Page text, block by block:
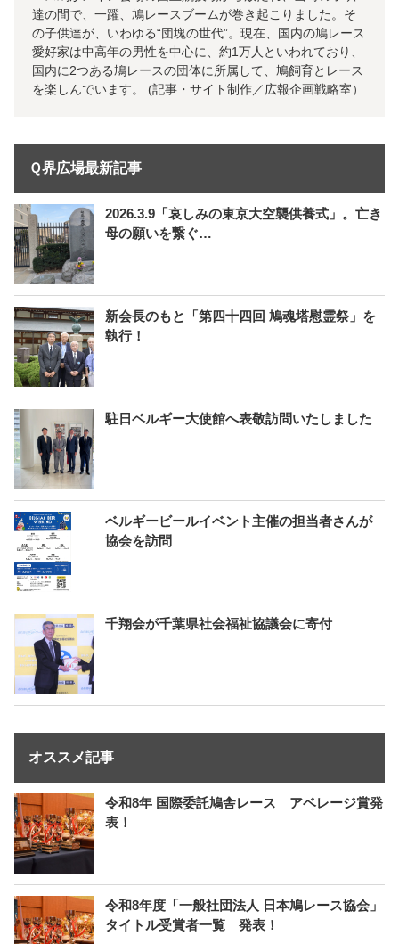
達の間で、一躍、鳩レースブームが巻き起こりました。そ
の子供達が、いわゆる“団塊の世代”。現在、国内の鳩レース
愛好家は中高年の男性を中心に、約1万人といわれており、
国内に2つある鳩レースの団体に所属して、鳩飼育とレース
を楽しんでいます。 (記事・サイト制作／広報企画戦略室）
Ｑ界広場最新記事
2026.3.9「哀しみの東京大空襲供養式」。亡き
母の願いを繋ぐ…
新会長のもと「第四十四回 鳩魂塔慰霊祭」を
執行！
駐日ベルギー大使館へ表敬訪問いたしました
ベルギービールイベント主催の担当者さんが
協会を訪問
千翔会が千葉県社会福祉協議会に寄付
オススメ記事
令和8年 国際委託鳩舎レース アベレージ賞発
表！
令和8年度「一般社団法人 日本鳩レース協会」
タイトル受賞者一覧 発表！